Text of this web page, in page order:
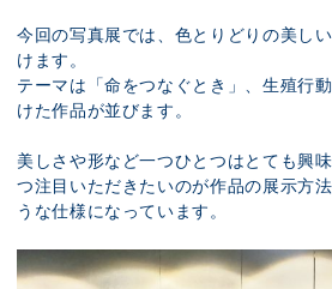
今回の写真展では、色とりどりの美し
けます。
テーマは「命をつなぐとき」、生殖行
けた作品が並びます。
美しさや形など一つひとつはとても興
つ注目いただきたいのが作品の展示方
うな仕様になっています。